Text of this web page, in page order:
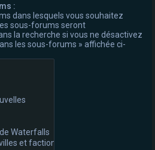
:
dans lesquels vous souhaitez
sous-forums seront
la recherche si vous ne désactivez
les sous-forums » affichée ci-